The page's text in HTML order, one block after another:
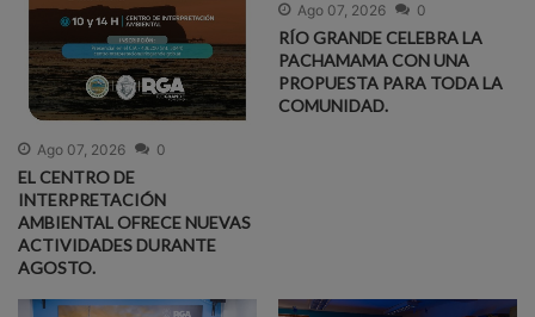
Ago 07, 2026 0
EL CENTRO DE
INTERPRETACIÓN
AMBIENTAL OFRECE NUEVAS
ACTIVIDADES DURANTE
AGOSTO.
Ago 07, 2026 0
RÍO GRANDE CELEBRA LA
PACHAMAMA CON UNA
PROPUESTA PARA TODA LA
COMUNIDAD.